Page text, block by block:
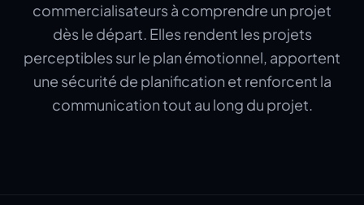
commercialisateurs à comprendre un projet
dès le départ. Elles rendent les projets
perceptibles sur le plan émotionnel, apportent
une sécurité de planification et renforcent la
communication tout au long du projet.